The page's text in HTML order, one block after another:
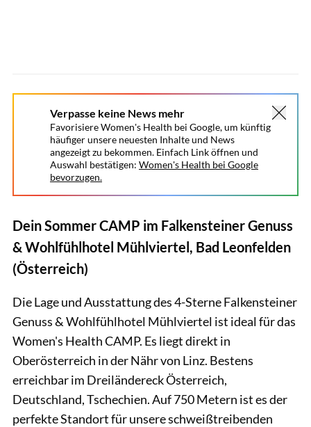
Verpasse keine News mehr
Favorisiere Women's Health bei Google, um künftig
häufiger unsere neuesten Inhalte und News
angezeigt zu bekommen. Einfach Link öffnen und
Auswahl bestätigen: Women's Health bei Google
bevorzugen.
Dein Sommer CAMP im Falkensteiner Genuss
& Wohlfühlhotel Mühlviertel, Bad Leonfelden
(Österreich)
Die Lage und Ausstattung des 4-Sterne Falkensteiner
Genuss & Wohlfühlhotel Mühlviertel ist ideal für das
Women's Health CAMP. Es liegt direkt in
Oberösterreich in der Nähr von Linz. Bestens
erreichbar im Dreiländereck Österreich,
Deutschland, Tschechien. Auf 750 Metern ist es der
perfekte Standort für unsere schweißtreibenden